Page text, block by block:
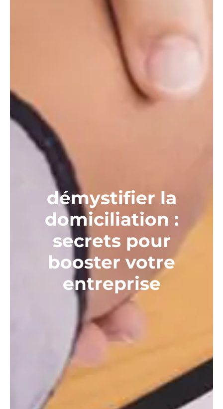
démystifier la
domiciliation :
secrets pour
booster votre
entreprise